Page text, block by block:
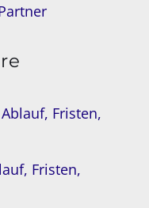
Fristen,
Fristen,